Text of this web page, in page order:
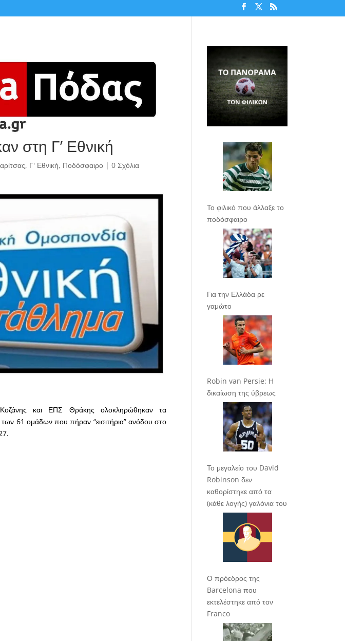
στη Γ’ Εθνική
, Γ' Εθνική, Ποδόσφαιρο| 0 Σχόλια
και ΕΠΣ Θράκης ολοκληρώθηκαν τα
61 ομάδων που πήραν “εισιτήρια” ανόδου στο
Το φιλικό που άλλαξε το
ποδόσφαιρο
Για την Ελλάδα ρε
γαμώτο
Robin van Persie: Η
δικαίωση της ύβρεως
Το μεγαλείο του David
Robinson δεν
καθορίστηκε από τα
(κάθε λογής) γαλόνια του
Ο πρόεδρος της
Barcelona που
εκτελέστηκε από τον
Franco